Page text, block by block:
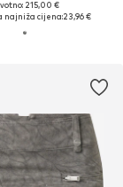
215,00 €
najniža cijena:23,96 €